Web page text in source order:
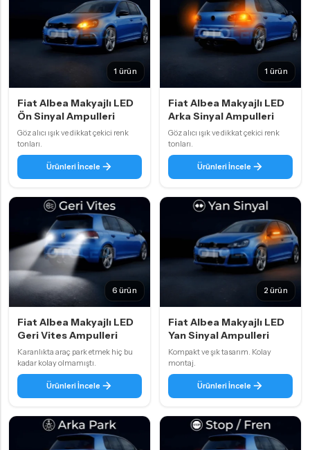
1 ürün
Fiat Albea Makyajlı LED
Ön Sinyal Ampulleri
Göz alıcı ışık ve dikkat çekici renk
tonları.
Ürünleri İncele
1 ürün
Fiat Albea Makyajlı LED
Arka Sinyal Ampulleri
Göz alıcı ışık ve dikkat çekici renk
tonları.
Ürünleri İncele
6 ürün
Fiat Albea Makyajlı LED
Geri Vites Ampulleri
Karanlıkta araç park etmek hiç bu
kadar kolay olmamıştı.
Ürünleri İncele
2 ürün
Fiat Albea Makyajlı LED
Yan Sinyal Ampulleri
Kompakt ve şık tasarım. Kolay
montaj.
Ürünleri İncele